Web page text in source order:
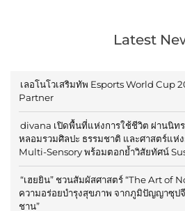
Latest
เลอโนโวเสริมทัพ Esports World Cup
Partner
divana เปิดพื้นที่แห่งการใช้ชีวิต ผ่านนิท
หลอมรวมศิลปะ ธรรมชาติ และศาสตร์แห่
Multi-Sensory พร้อมตอกย้ำวิสัยทัศน์
“เฮยยิน” ชวนสัมผัสศาสตร์ “The Art of
ความอร่อยบำรุงสุขภาพ จากภูมิปัญญาซุป
ชาน”